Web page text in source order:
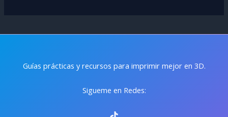
Guías prácticas y recursos para imprimir mejor en 3D.
Sigueme en Redes: